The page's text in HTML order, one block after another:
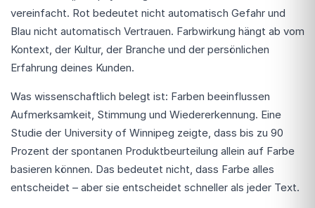
vereinfacht. Rot bedeutet nicht automatisch Gefahr und
Blau nicht automatisch Vertrauen. Farbwirkung hängt ab vom
Kontext, der Kultur, der Branche und der persönlichen
Erfahrung deines Kunden.
Was wissenschaftlich belegt ist: Farben beeinflussen
Aufmerksamkeit, Stimmung und Wiedererkennung. Eine
Studie der University of Winnipeg zeigte, dass bis zu 90
Prozent der spontanen Produktbeurteilung allein auf Farbe
basieren können. Das bedeutet nicht, dass Farbe alles
entscheidet – aber sie entscheidet schneller als jeder Text.